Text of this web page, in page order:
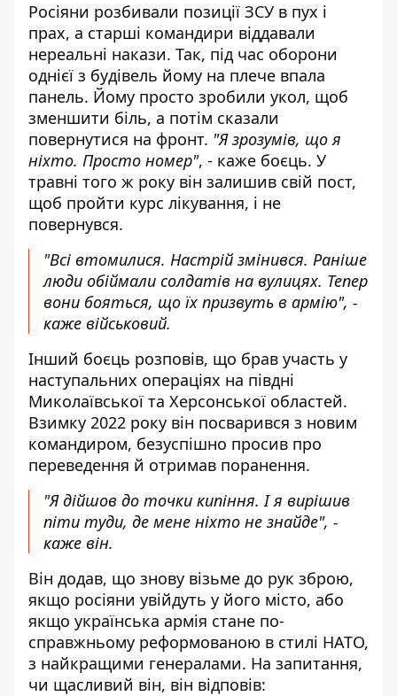
Росіяни розбивали позиції ЗСУ в пух і
прах, а старші командири віддавали
нереальні накази. Так, під час оборони
однієї з будівель йому на плече впала
панель. Йому просто зробили укол, щоб
зменшити біль, а потім сказали
повернутися на фронт. "Я зрозумів, що я
ніхто. Просто номер", - каже боєць. У
травні того ж року він залишив свій пост,
щоб пройти курс лікування, і не
повернувся.
"Всі втомилися. Настрій змінився. Раніше
люди обіймали солдатів на вулицях. Тепер
вони бояться, що їх призвуть в армію", -
каже військовий.
Інший боєць розповів, що брав участь у
наступальних операціях на півдні
Миколаївської та Херсонської областей.
Взимку 2022 року він посварився з новим
командиром, безуспішно просив про
переведення й отримав поранення.
"Я дійшов до точки кипіння. І я вирішив
піти туди, де мене ніхто не знайде", -
каже він.
Він додав, що знову візьме до рук зброю,
якщо росіяни увійдуть у його місто, або
якщо українська армія стане по-
справжньому реформованою в стилі НАТО,
з найкращими генералами. На запитання,
чи щасливий він, він відповів: